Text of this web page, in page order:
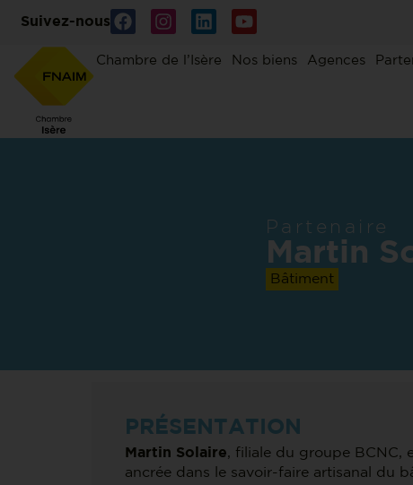
Suivez-nous
Chambre de l’Isère Nos biens Agences
Partenaire
Martin
Bâtiment
PRÉSENTATION
Martin Solaire, filiale du groupe BCNC,
ancrée dans le savoir-faire artisanal du